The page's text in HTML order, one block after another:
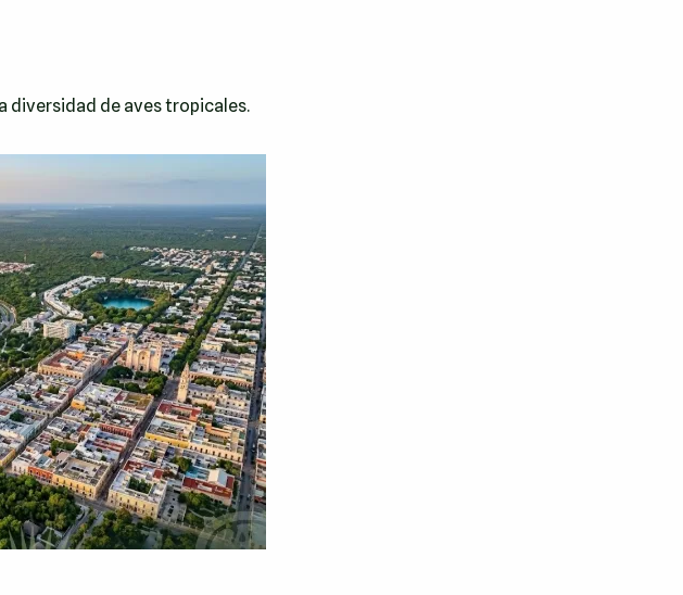
diversidad de aves tropicales.